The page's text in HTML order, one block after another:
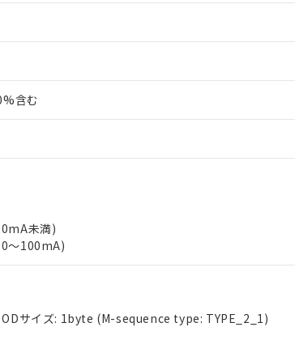
含む
未満)
～100mA)
サイズ: 1byte (M-sequence type: TYPE_2_1)